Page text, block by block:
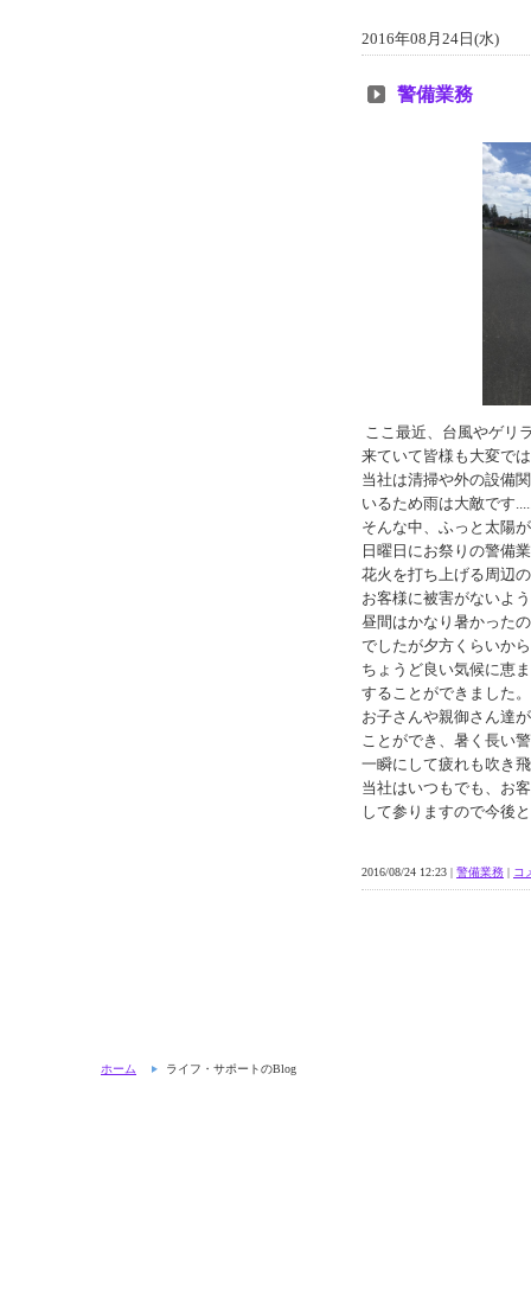
2016年08月24日(水)
警備業務
ここ最近、台風やゲリ
来ていて皆様も大変で
当社は清掃や外の設備
いるため雨は大敵です
そんな中、ふっと太陽
日曜日にお祭りの警備
花火を打ち上げる周辺
お客様に被害がないよ
昼間はかなり暑かった
でしたが夕方くらいか
ちょうど良い気候に恵
することができました。
お子さんや親御さん達
ことができ、暑く長い
一瞬にして疲れも吹き
当社はいつもでも、お
して参りますので今後
2016/08/24 12:23 | 警備業務 | コ
ホーム ライフ・サポートのBlog